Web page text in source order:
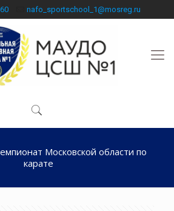
nafo_sportschool_1@mosreg.ru
Московской области по
карате